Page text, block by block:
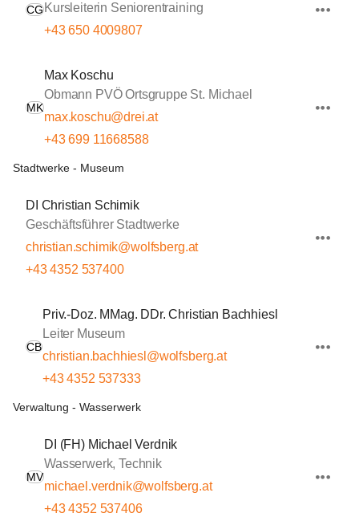
CGKursleiterin Seniorentraining
+43 650 4009807
MK
Max Koschu
Obmann PVÖ Ortsgruppe St. Michael
max.koschu@drei.at
+43 699 11668588
Stadtwerke - Museum
DI Christian Schimik
Geschäftsführer Stadtwerke
christian.schimik@wolfsberg.at
+43 4352 537400
CB
Priv.-Doz. MMag. DDr. Christian Bachhiesl
Leiter Museum
christian.bachhiesl@wolfsberg.at
+43 4352 537333
Verwaltung - Wasserwerk
MV
DI (FH) Michael Verdnik
Wasserwerk, Technik
michael.verdnik@wolfsberg.at
+43 4352 537406